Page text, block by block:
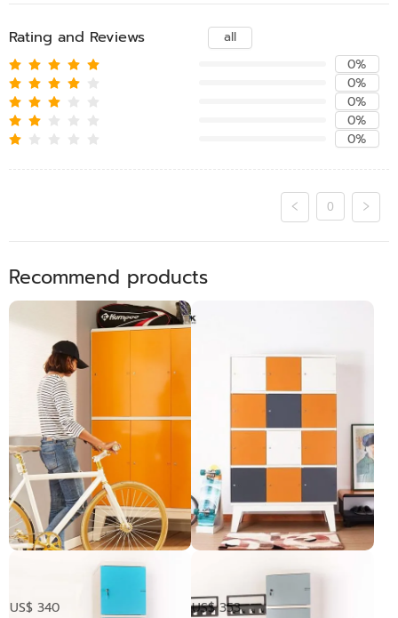
Rating and Reviews
all
0%
0%
0%
0%
0%
0
Recommend products
PUNTO ទូចាក់សោរទ្វារ6
US$ 340 US$ 353